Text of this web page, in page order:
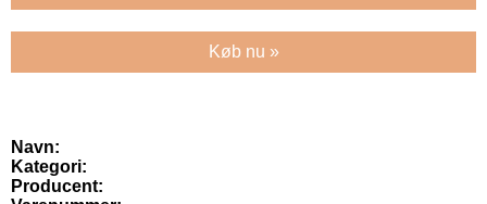
Køb nu »
Navn:
Kategori:
Producent: